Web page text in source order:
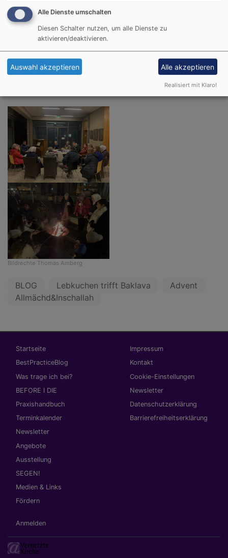
Familienbildungsstätte in Gostenhof eine Adventsfeier
veranstaltet, so waren wir mit dieser Bewegung nach
draußen und mit den Gemeinden und Menschen der
Südstadt sehr zufrieden: nicht nur „Lebkuchen und
dauerte bis sich gegen halb 8 die letzten
Bildrechte Thomas Amberg
BLOG Lebkuchen trifft Baklava
Advent
Allmächd&Inschallah
Hauptnavigation
Startseite
BestPracticeBlog
Was trage ich bei?
BEFORE I DIE
Praxishandbuch
Terminkalender
Newsletter
Angebote
Ausstellung
SEGEN!
Medien & Links
Fördern
Fußbereichsmenü
Impressum
Kontakt
Cookie-Einstellungen
Newsletter
Datenschutzerklärung
Barrierefreiheitserklärung
Benutzermenü
Anmelden
Alle Dienste umschalten
Diesen Schalter nutzen, um alle Dienste zu
aktivieren/deaktivieren.
Auswahl akzeptieren Alle akzeptieren
Realisiert mit Klaro!